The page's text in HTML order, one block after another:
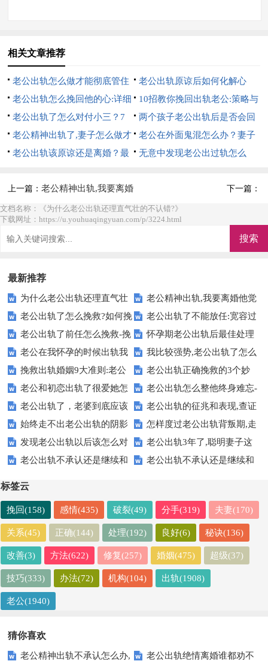
相关文章推荐
老公出轨怎么做才能彻底管住
他:7招硬控他
老公出轨原谅后如何化解心
结:10招完美解决
老公出轨怎么挽回他的心:详细
的7招
10招教你挽回出轨老公:策略与
心理的双重攻势
老公出轨了怎么对付小三？7
个方法，详细方法
两个孩子老公出轨后是否会回
来？6个办法帮你挽回
老公精神出轨了,妻子怎么做才
是最好的？详细方法
老公在外面鬼混怎么办？妻子
6个大招直接搞定
老公出轨该原谅还是离婚？最
无意中发现老公出过轨怎么
上一篇：老公精神出轨,我要离婚
他觉得没那么严重
下一篇：
文档名称：《为什么老公出轨还理直气壮的不认错?》
下载网址：https://u.youhuaqingyuan.com/p/3224.html
最新推荐
为什么老公出轨还理直气壮
的不认错?
老公精神出轨,我要离婚他觉
得没那么严重
老公出轨了怎么挽救?如何挽
救出轨老公
老公出轨了不能放任:宽容过
了度，就成了纵容
​老公出轨了前任怎么挽救-挽
救出轨男人的必杀技
怀孕期老公出轨后最佳处理
方式
老公在我怀孕的时候出轨我
该怎么办
我比较强势,老公出轨了怎么
办,试试这5招
挽救出轨婚姻9大准则:老公
出轨怎么挽救丈夫的心
老公出轨正确挽救的3个妙
招,记得收藏
老公和初恋出轨了很爱她怎
么办-不卑微的做法
老公出轨怎么整他终身难忘-
老公外遇绝妙的做法
老公出轨了，老婆到底应该
怎么办？6个方案
老公出轨的征兆和表现,查证
老公出轨的迹象
始终走不出老公出轨的阴影
怎么办,可以这样做
怎样度过老公出轨背叛期,走
出被出轨5步法
发现老公出轨以后该怎么对
待他:不要委屈自己
老公出轨3年了,聪明妻子这
样应对【真实案例】
老公出轨不承认还是继续和
老公出轨不承认还是继续和
标签云
挽回(158) 感情(435) 破裂(49) 分手(319) 夫妻(170)
关系(45) 正确(144) 处理(192) 良好(6) 秘诀(136)
改善(3) 方法(622) 修复(257) 婚姻(475) 超级(37)
技巧(333) 办法(72) 机构(104) 出轨(1908)
老公(1940)
猜你喜欢
老公精神出轨不承认怎么办, 老公出轨绝情离婚谁都劝不